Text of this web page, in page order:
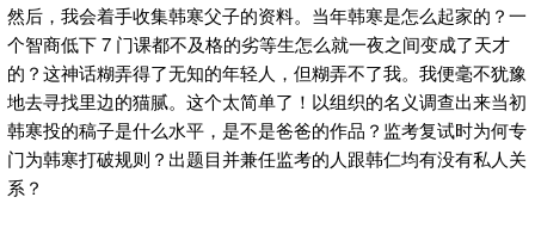
然后，我会着手收集韩寒父子的资料。当年韩寒是怎么起家的？一
个智商低下 7 门课都不及格的劣等生怎么就一夜之间变成了天才
的？这神话糊弄得了无知的年轻人，但糊弄不了我。我便毫不犹豫
地去寻找里边的猫腻。这个太简单了！以组织的名义调查出来当初
韩寒投的稿子是什么水平，是不是爸爸的作品？监考复试时为何专
门为韩寒打破规则？出题目并兼任监考的人跟韩仁均有没有私人关
系？